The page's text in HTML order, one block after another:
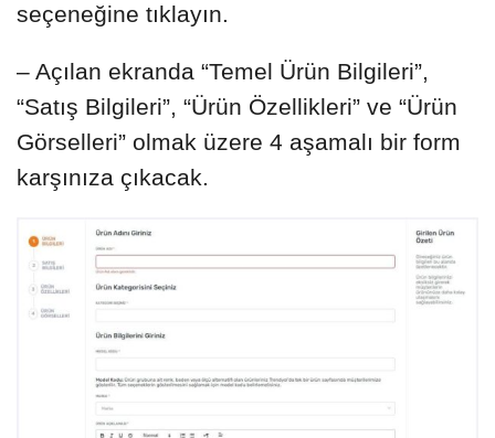
seçeneğine tıklayın.
– Açılan ekranda “Temel Ürün Bilgileri”,
“Satış Bilgileri”, “Ürün Özellikleri” ve “Ürün
Görselleri” olmak üzere 4 aşamalı bir form
karşınıza çıkacak.